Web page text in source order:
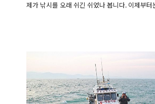
제가 낚시를 오래 쉬긴 쉬었나 봅니다. 이제부터